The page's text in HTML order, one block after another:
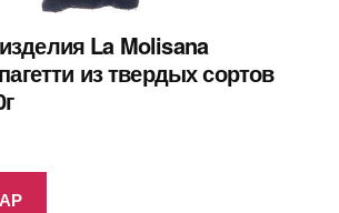
La Molisana
из твердых сортов